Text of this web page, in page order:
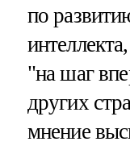
по
"на шаг
других
мнение